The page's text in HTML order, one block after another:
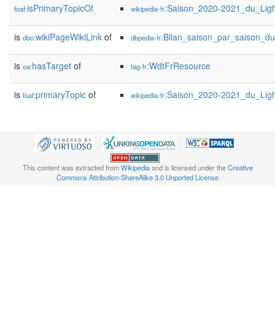
foaf:isPrimaryTopicOf wikipedia-fr:Saison_2020-
is dbo:wikiPageWikiLink of dbpedia-fr
is oa:hasTarget of tag-fr:WdtFrResource
is foaf:primaryTopic of wikipedia-fr:Saison_2020-
This content was extracted fromWikipediaand is licensed under theCreative
Commons Attribution-ShareAlike 3.0 Unported License